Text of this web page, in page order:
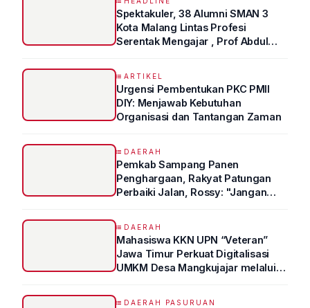
Spektakuler, 38 Alumni SMAN 3
Kota Malang Lintas Profesi
Serentak Mengajar , Prof Abdul
ARTIKEL
Urgensi Pembentukan PKC PMII
DIY: Menjawab Kebutuhan
Organisasi dan Tantangan Zaman
DAERAH
Pemkab Sampang Panen
Penghargaan, Rakyat Patungan
Perbaiki Jalan, Rossy: "Jangan
DAERAH
Mahasiswa KKN UPN “Veteran”
Jawa Timur Perkuat Digitalisasi
UMKM Desa Mangkujajar melalui
DAERAH PASURUAN